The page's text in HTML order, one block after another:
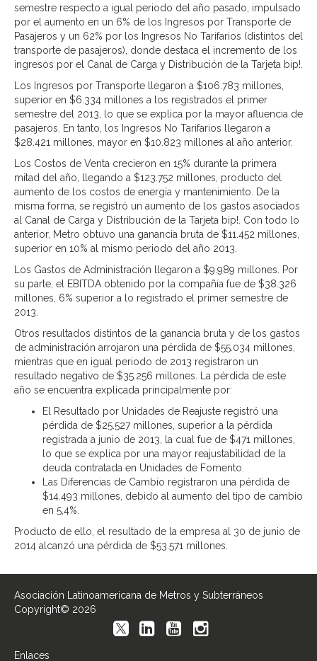
semestre respecto a igual periodo del año pasado, impulsado
por el aumento en un 6% de los Ingresos por Transporte de
Pasajeros y un 62% por los Ingresos No Tarifarios (distintos del
transporte de pasajeros), donde destaca el incremento de los
ingresos por el Canal de Carga y Distribución de la Tarjeta bip!.
Los Ingresos por Transporte llegaron a $106.783 millones,
superior en $6.334 millones a los registrados el primer
semestre del 2013, lo que se explica por la mayor afluencia de
pasajeros. En tanto, los Ingresos No Tarifarios llegaron a
$28.421 millones, mayor en $10.823 millones al año anterior.
Los Costos de Venta crecieron en 15% durante la primera
mitad del año, llegando a $123.752 millones, producto del
aumento de los costos de energía y mantenimiento. De la
misma forma, se registró un aumento de los gastos asociados
al Canal de Carga y Distribución de la Tarjeta bip!. Con todo lo
anterior, Metro obtuvo una ganancia bruta de $11.452 millones,
superior en 10% al mismo periodo del año 2013.
Los Gastos de Administración llegaron a $9.989 millones. Por
su parte, el EBITDA obtenido por la compañía fue de $38.326
millones, 6% superior a lo registrado el primer semestre de
2013.
Otros resultados distintos de la ganancia bruta y de los gastos
de administración arrojaron una pérdida de $55.034 millones,
mientras que en igual periodo de 2013 registraron un
resultado negativo de $35.256 millones. La pérdida de este
año se encuentra explicada principalmente por:
El Resultado por Unidades de Reajuste registró una
pérdida de $25.527 millones, superior a la pérdida
registrada a junio de 2013, la cual fue de $471 millones,
lo que se explica por una mayor reajustabilidad de la
deuda contratada en Unidades de Fomento.
Las Diferencias de Cambio registraron una pérdida de
$14.493 millones, debido al aumento del tipo de cambio
en 5,4%.
Producto de ello, el resultado de la empresa al 30 de junio de
2014 alcanzó una pérdida de $53.571 millones.
Asociación Latinoamericana de Metros y Subterráneos
Copyright© 2026
Enlaces